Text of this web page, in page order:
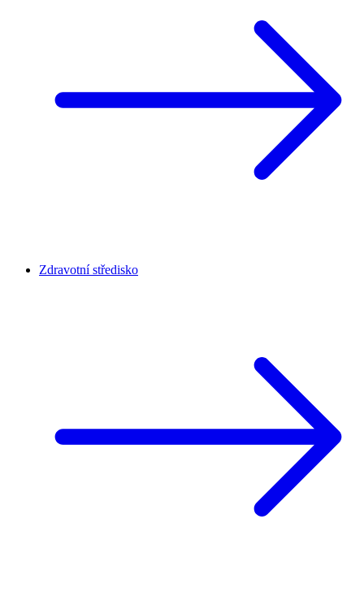
Zdravotní středisko